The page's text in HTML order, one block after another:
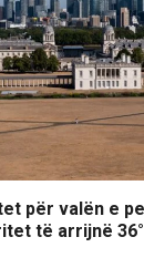
për valën e
të arrijnë